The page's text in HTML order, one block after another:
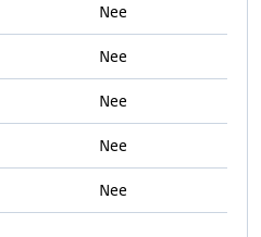
Nee
Nee
Nee
Nee
Nee